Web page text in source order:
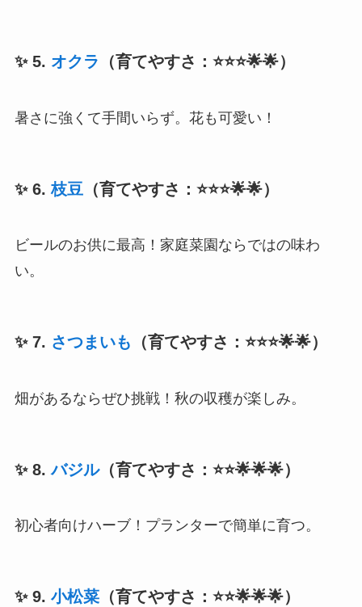
✨ 5. オクラ （育てやすさ：⭐⭐⭐🌟🌟）
暑さに強くて手間いらず。花も可愛い！
✨ 6.枝豆（育てやすさ：⭐⭐⭐🌟🌟）
ビールのお供に最高！家庭菜園ならではの味わ
い。
✨ 7. さつまいも （育てやすさ：⭐⭐⭐🌟🌟）
畑があるならぜひ挑戦！秋の収穫が楽しみ。
✨ 8.バジル（育てやすさ：⭐⭐🌟🌟🌟）
初心者向けハーブ！プランターで簡単に育つ。
✨ 9. 小松菜（育てやすさ：⭐⭐🌟🌟🌟）